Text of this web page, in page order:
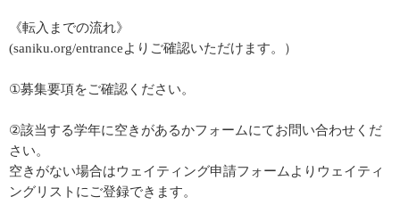
《転入までの流れ》
(saniku.org/entranceよりご確認いただけます。）
①募集要項をご確認ください。
②該当する学年に空きがあるかフォームにてお問い合わせくだ
さい。
空きがない場合はウェイティング申請フォームよりウェイティ
ングリストにご登録できます。